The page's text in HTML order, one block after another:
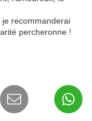
je recommanderai
percheronne !